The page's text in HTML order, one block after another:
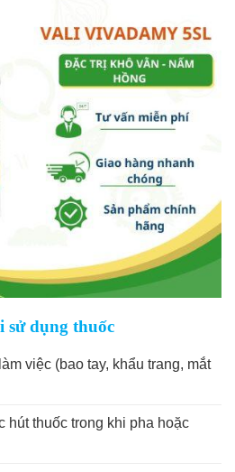
sử dụng thuốc
việc (bao tay, khẩu trang, mắt
hút thuốc trong khi pha hoặc